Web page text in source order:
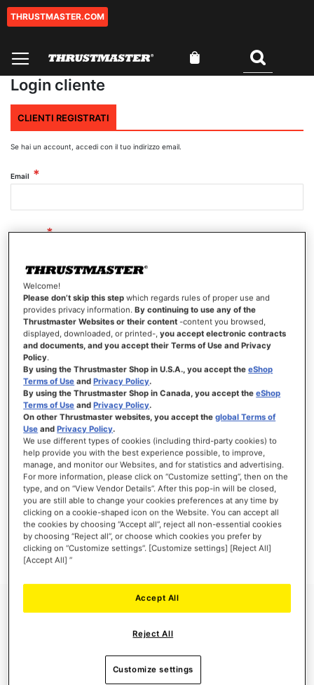
Salta
THRUSTMASTER.COM
Login cliente
CLIENTI REGISTRATI
Se hai un account, accedi con il tuo indirizzo email.
Email
Password
Mostra password
ACCEDI
Hai dimenticato la password?
NUOVI CLIENTI
La creazione di un account ha molti vantaggi: check-out veloce, salvare più di un
indirizzo, tenere traccia degli ordini e altro ancora.
CREA UN ACCOUNT
Welcome!
Please don’t skip this step which regards rules of proper use and
provides privacy information.By continuing to use any of the
Thrustmaster Websites or their content -content you browsed,
displayed, downloaded, or printed-,you accept electronic contracts
and documents, and you accept their Terms of Use and Privacy
Policy.
By using the Thrustmaster Shop in U.S.A., you accept theeShop
Terms of Use andPrivacy Policy.
By using the Thrustmaster Shop in Canada, you accept theeShop
Terms of Use andPrivacy Policy.
On other Thrustmaster websites, you accept theglobal Terms of
Use andPrivacy Policy.
We use different types of cookies (including third-party cookies) to
help provide you with the best experience possible, to improve,
manage, and monitor our Websites, and for statistics and advertising.
For more information, please click on “Customize setting”, then on the
type, and on “View Vendor Details”. After this pop-in will be closed,
you are still able to change your cookies preferences at any time by
clicking on a cookie-shaped icon on the Website. You can accept all
the cookies by choosing “Accept all”, reject all non-essential cookies
by choosing “Reject all”, or choose which cookies you prefer by
clicking on “Customize settings”. [Customize settings] [Reject All]
[Accept All] ”
Reject All
Accept All
Customize settings